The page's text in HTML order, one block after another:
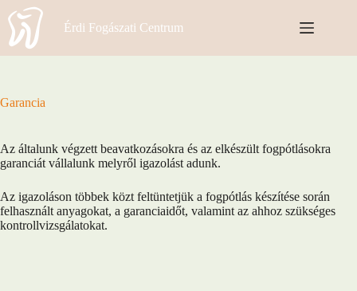
to
content
Érdi Fogászati Centrum
Garancia
Az általunk végzett beavatkozásokra és az elkészült fogpótlásokra
garanciát vállalunk melyről igazolást adunk.
Az igazoláson többek közt feltüntetjük a fogpótlás készítése során
felhasznált anyagokat, a garanciaidőt, valamint az ahhoz szükséges
kontrollvizsgálatokat.